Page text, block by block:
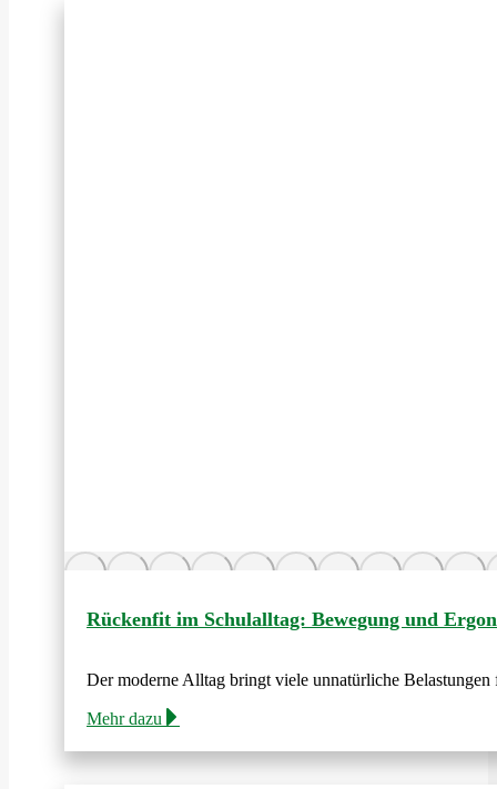
Rückenfit im Schulalltag: Bewegung und
Der moderne Alltag bringt viele unnatürliche
Mehr dazu